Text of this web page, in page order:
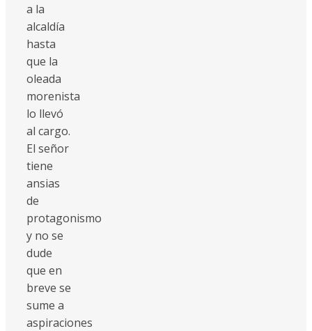
a la
alcaldía
hasta
que la
oleada
morenista
lo llevó
al cargo.
El señor
tiene
ansias
de
protagonismo
y no se
dude
que en
breve se
sume a
aspiraciones